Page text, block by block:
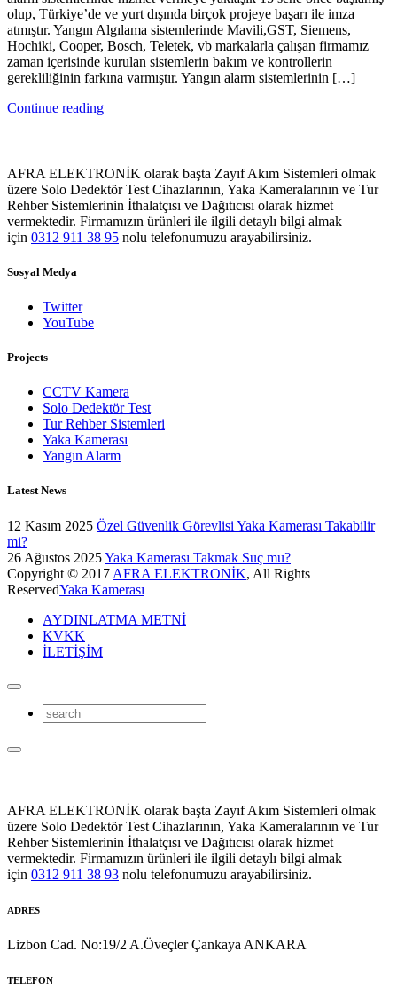
olup, Türkiye’de ve yurt dışında birçok projeye başarı ile imza
atmıştır. Yangın Algılama sistemlerinde Mavili,GST, Siemens,
Hochiki, Cooper, Bosch, Teletek, vb markalarla çalışan firmamız
zaman içerisinde kurulan sistemlerin bakım ve kontrollerin
gerekliliğinin farkına varmıştır. Yangın alarm sistemlerinin […]
Continue reading
AFRA ELEKTRONİK olarak başta Zayıf Akım Sistemleri olmak
üzere Solo Dedektör Test Cihazlarının, Yaka Kameralarının ve Tur
Rehber Sistemlerinin İthalatçısı ve Dağıtıcısı olarak hizmet
vermektedir. Firmamızın ürünleri ile ilgili detaylı bilgi almak
için 0312 911 38 95 nolu telefonumuzu arayabilirsiniz.
Sosyal Medya
Twitter
YouTube
Projects
CCTV Kamera
Solo Dedektör Test
Tur Rehber Sistemleri
Yaka Kamerası
Yangın Alarm
Latest News
12 Kasım 2025 Özel Güvenlik Görevlisi Yaka Kamerası Takabilir
mi?
26 Ağustos 2025Yaka Kamerası Takmak Suç mu?
Copyright © 2017 AFRA ELEKTRONİK, All Rights
ReservedYaka Kamerası
AYDINLATMA METNİ
KVKK
İLETİŞİM
AFRA ELEKTRONİK olarak başta Zayıf Akım Sistemleri olmak
üzere Solo Dedektör Test Cihazlarının, Yaka Kameralarının ve Tur
Rehber Sistemlerinin İthalatçısı ve Dağıtıcısı olarak hizmet
vermektedir. Firmamızın ürünleri ile ilgili detaylı bilgi almak
için 0312 911 38 93 nolu telefonumuzu arayabilirsiniz.
ADRES
Lizbon Cad. No:19/2 A.Öveçler Çankaya ANKARA
TELEFON